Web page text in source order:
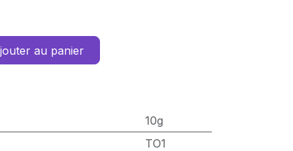
au panier
10g
TO1